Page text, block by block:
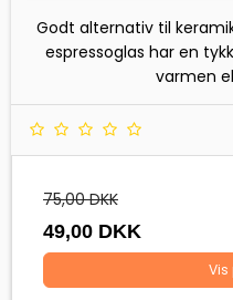
Godt alternativ til ke
espressoglas har en
varmen
75,00 DKK
49,00 DKK